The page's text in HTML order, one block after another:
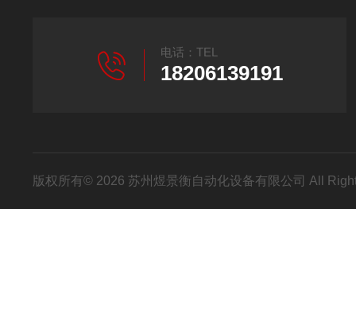
电话：TEL
18206139191
版权所有© 2026 苏州煜景衡自动化设备有限公司 All